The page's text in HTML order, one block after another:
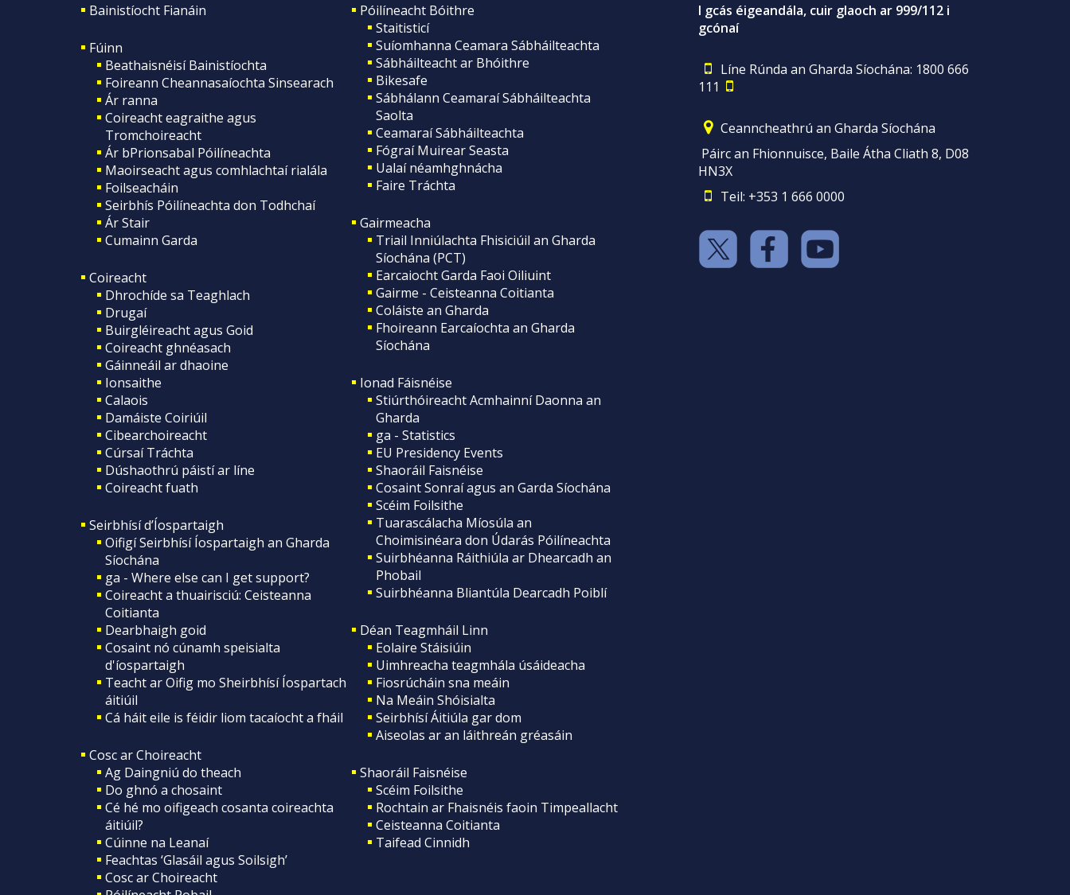
Bainistíocht Fianáin
Fúinn
Beathaisnéisí Bainistíochta
Foireann Cheannasaíochta Sinsearach
Ár ranna
Coireacht eagraithe agus
Tromchoireacht
Ár bPrionsabal Póilíneachta
Maoirseacht agus comhlachtaí rialála
Foilseacháin
Seirbhís Póilíneachta don Todhchaí
Ár Stair
Cumainn Garda
Coireacht
Dhrochíde sa Teaghlach
Drugaí
Buirgléireacht agus Goid
Coireacht ghnéasach
Gáinneáil ar dhaoine
Ionsaithe
Calaois
Damáiste Coiriúil
Cibearchoireacht
Cúrsaí Tráchta
Dúshaothrú páistí ar líne
Coireacht fuath
Seirbhísí d’Íospartaigh
Oifigí Seirbhísí Íospartaigh an Gharda
Síochána
ga - Where else can I get support?
Coireacht a thuairisciú: Ceisteanna
Coitianta
Dearbhaigh goid
Cosaint nó cúnamh speisialta
d'íospartaigh
Teacht ar Oifig mo Sheirbhísí Íospartach
áitiúil
Cá háit eile is féidir liom tacaíocht a fháil
Cosc ar Choireacht
Ag Daingniú do theach
Do ghnó a chosaint
Cé hé mo oifigeach cosanta coireachta
áitiúil?
Cúinne na Leanaí
Feachtas ‘Glasáil agus Soilsigh’
Cosc ar Choireacht
Póilíneacht Bóithre
Staitisticí
Suíomhanna Ceamara Sábháilteachta
Sábháilteacht ar Bhóithre
Bikesafe
Sábhálann Ceamaraí Sábháilteachta
Saolta
Ceamaraí Sábháilteachta
Fógraí Muirear Seasta
Ualaí néamhghnácha
Faire Tráchta
Gairmeacha
Triail Inniúlachta Fhisiciúil an Gharda
Síochána (PCT)
Earcaiocht Garda Faoi Oiliuint
Gairme - Ceisteanna Coitianta
Coláiste an Gharda
Fhoireann Earcaíochta an Gharda
Síochána
Ionad Fáisnéise
Stiúrthóireacht Acmhainní Daonna an
Gharda
ga - Statistics
EU Presidency Events
Shaoráil Faisnéise
Cosaint Sonraí agus an Garda Síochána
Scéim Foilsithe
Tuarascálacha Míosúla an
Choimisinéara don Údarás Póilíneachta
Suirbhéanna Ráithiúla ar Dhearcadh an
Phobail
Suirbhéanna Bliantúla Dearcadh Poiblí
Déan Teagmháil Linn
Eolaire Stáisiúin
Uimhreacha teagmhála úsáideacha
Fiosrúcháin sna meáin
Na Meáin Shóisialta
Seirbhísí Áitiúla gar dom
Aiseolas ar an láithreán gréasáin
Shaoráil Faisnéise
Scéim Foilsithe
Rochtain ar Fhaisnéis faoin Timpeallacht
Ceisteanna Coitianta
Taifead Cinnidh
I gcás éigeandála, cuir glaoch ar 999/112 i
gcónaí
Líne Rúnda an Gharda Síochána: 1800 666
111
Ceanncheathrú an Gharda Síochána
Páirc an Fhionnuisce, Baile Átha Cliath 8, D08
HN3X
Teil: +353 1 666 0000